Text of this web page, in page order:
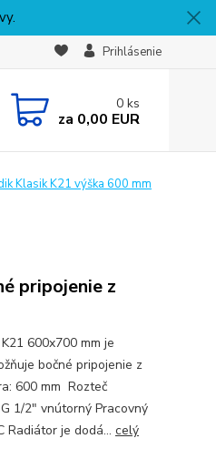
Prihlásenie
0 ks
za 0,00 EUR
Klasik K21 výška 600 mm
pripojenie z
600x700 mm je
bočné pripojenie z
600 mm Rozteč
1/2" vnútorný Pracovný
Radiátor je dodá... celý